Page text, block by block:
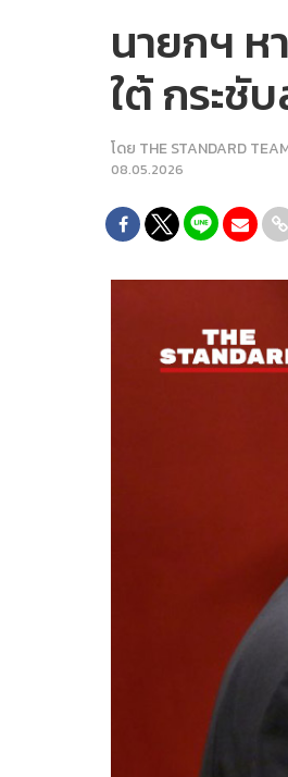
นายกฯ ห
ใต้ กระชั
โดย THE STANDARD
08.05.2026